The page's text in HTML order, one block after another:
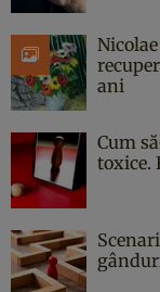
ani
Cum
toxice.